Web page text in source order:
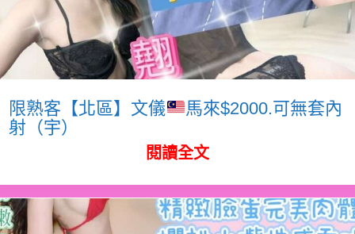
限熟客【北區】文儀
馬來$2000.可無套內
射（宇）
閱讀全文